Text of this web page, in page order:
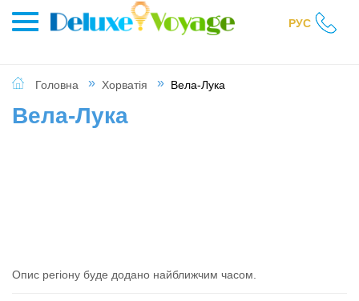
РУС
Головна Хорватія Вела-Лука
Вела-Лука
Опис регіону буде додано найближчим часом.